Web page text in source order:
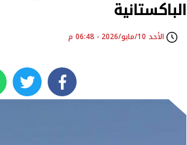
الباكستانية
الأحد 10/مايو/2026 - 06:48 م